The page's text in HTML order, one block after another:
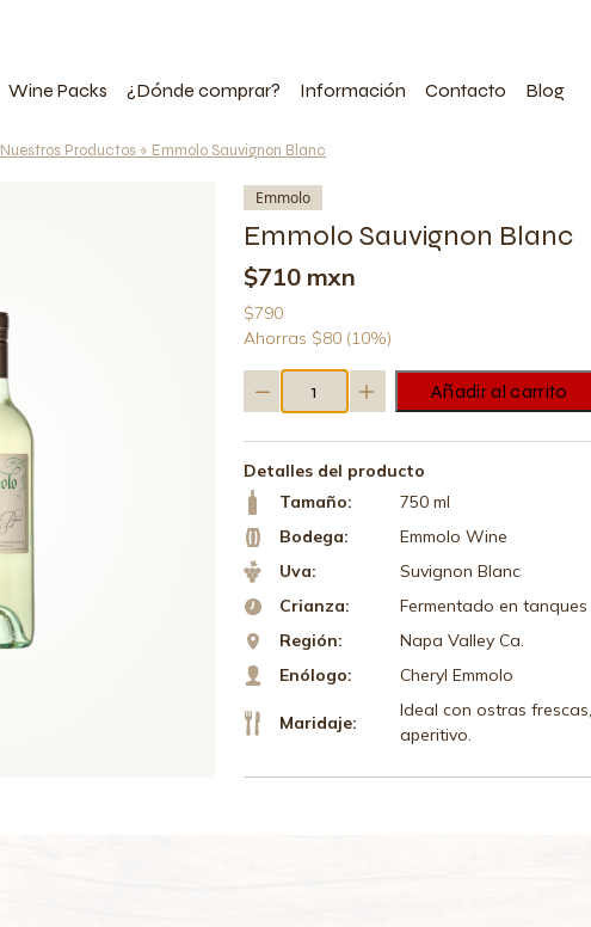
Wine Packs ¿Dónde comprar? Información Contacto Blog
Nuestros Productos » Emmolo Sauvignon Blanc
Emmolo
Emmolo Sauvignon Blanc
$710 mxn
$790
Ahorras $80 (10%)
Emmolo
Sauvignon
Blanc
cantidad
Añadir al carrito
Detalles del producto
Tamaño:
750 ml
Bodega:
Emmolo Wine
Uva:
Suvignon Blanc
Crianza:
Fermentado en
Región:
Napa Valley Ca.
Enólogo:
Cheryl Emmolo
Maridaje:
Ideal con ostras
aperitivo.